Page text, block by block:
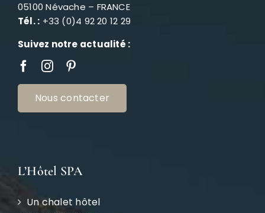
05100 Névache – FRANCE
Tél. : +33 (0)4 92 20 12 29
Suivez notre actualité :
Nous contacter
L’Hôtel SPA
Un chalet hôtel